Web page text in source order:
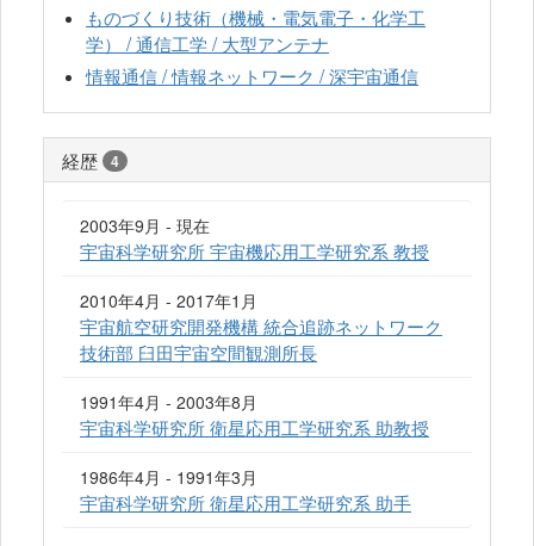
ものづくり技術（機械・電気電子・化学工
学） / 通信工学 / 大型アンテナ
情報通信 / 情報ネットワーク / 深宇宙通信
経歴 4
2003年9月 - 現在
宇宙科学研究所 宇宙機応用工学研究系 教授
2010年4月 - 2017年1月
宇宙航空研究開発機構 統合追跡ネットワーク
技術部 臼田宇宙空間観測所長
1991年4月 - 2003年8月
宇宙科学研究所 衛星応用工学研究系 助教授
1986年4月 - 1991年3月
宇宙科学研究所 衛星応用工学研究系 助手